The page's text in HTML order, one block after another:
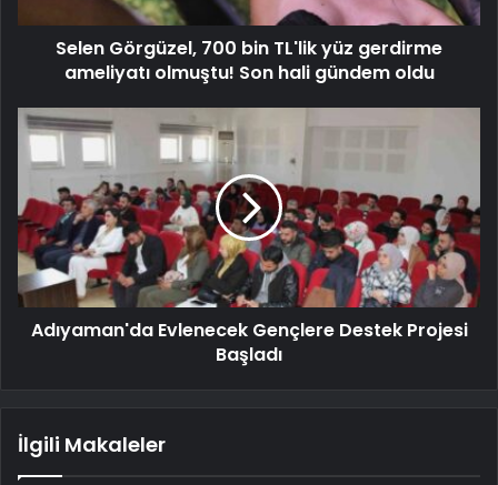
Selen Görgüzel, 700 bin TL'lik yüz gerdirme
ameliyatı olmuştu! Son hali gündem oldu
Adıyaman'da Evlenecek Gençlere Destek Projesi
Başladı
İlgili Makaleler